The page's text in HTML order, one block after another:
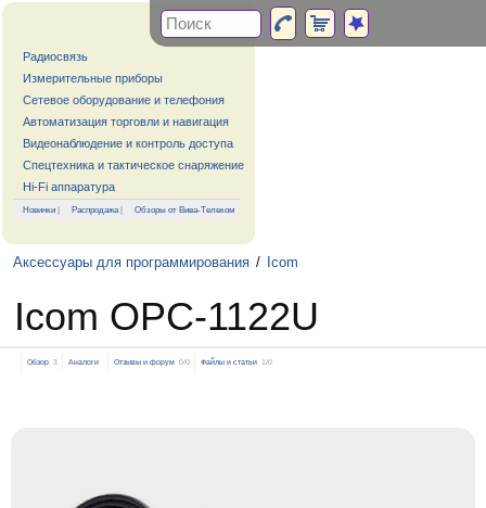
Радиосвязь
Измерительные приборы
Сетевое оборудование и телефония
Автоматизация торговли и навигация
Видеонаблюдение и контроль доступа
Спецтехника и тактическое снаряжение
Hi-Fi аппаратура
Новинки | Распродажа| Обзоры от Вива-Телеком
Аксессуары для программирования / Icom
Icom OPC-1122U
Обзор 3 Аналоги Отзывы и форум 0/0 Файлы и статьи 1/0